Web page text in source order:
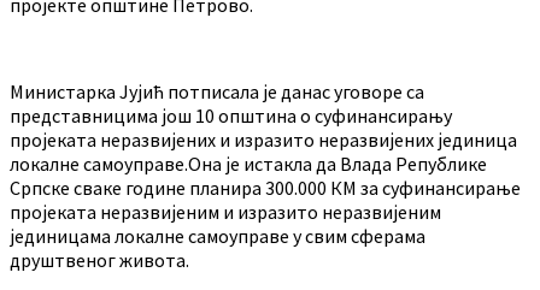
пројекте општине Петрово.
Министарка Јујић потписала је данас уговоре са
представницима још 10 општина о суфинансирању
пројеката неразвијених и изразито неразвијених јединица
локалне самоуправе.Она је истакла да Влада Републике
Српске сваке године планира 300.000 КМ за суфинансирање
пројеката неразвијеним и изразито неразвијеним
јединицама локалне самоуправе у свим сферама
друштвеног живота.